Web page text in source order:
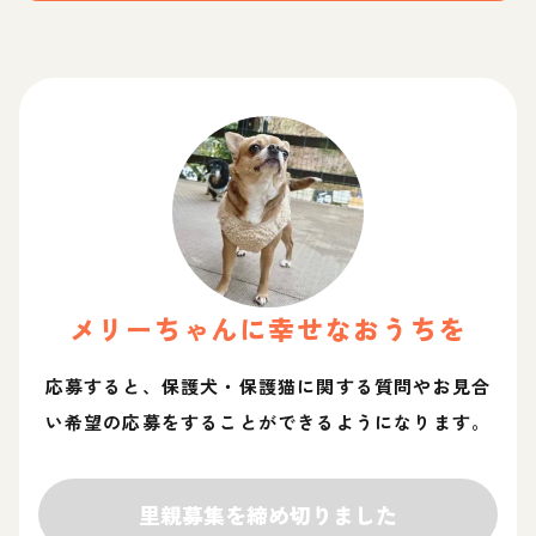
メリーちゃんに幸せなおうちを
応募すると、保護犬・保護猫に関する質問やお見合
い希望の応募をすることができるようになります。
里親募集を締め切りました